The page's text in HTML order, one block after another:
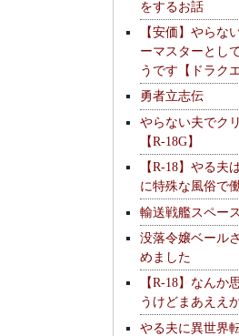
をするお話
【安価】やらな
ーマスターとし
うです【ドラクエ
勇者立志伝
やらない夫でク
【R-18G】
【R-18】やる夫
に特殊な風俗で
輸送戦艦スペー
没落令嬢ベール
めました
【R-18】なんか
うけどまあええ
やる夫に異世界